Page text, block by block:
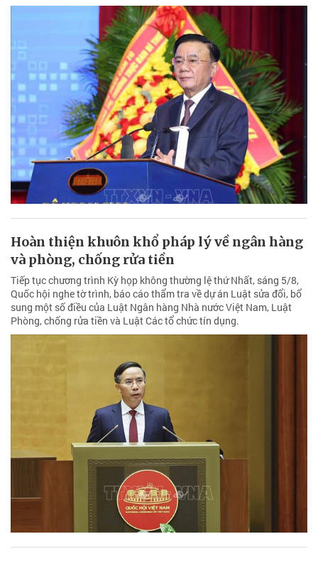
Hoàn thiện khuôn khổ pháp lý về ngân hàng
và phòng, chống rửa tiền
Tiếp tục chương trình Kỳ họp không thường lệ thứ Nhất, sáng 5/8,
Quốc hội nghe tờ trình, báo cáo thẩm tra về dự án Luật sửa đổi, bổ
sung một số điều của Luật Ngân hàng Nhà nước Việt Nam, Luật
Phòng, chống rửa tiền và Luật Các tổ chức tín dụng.